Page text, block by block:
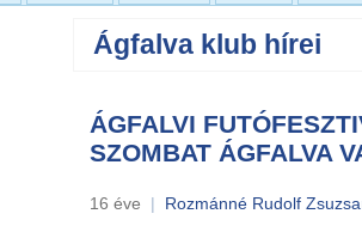
Ágfalva klub hírei
ÁGFALVI
SZOMBAT ÁGFALVA
16 éve | Rozmánné Rudolf